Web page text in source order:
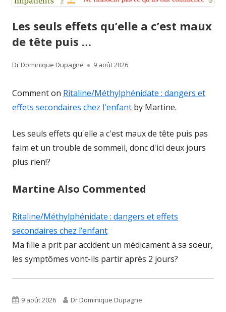
Les seuls effets qu’elle a c’est maux
de tête puis …
Author
Dr Dominique Dupagne
Published
9 août 2026
Comment on Ritaline/Méthylphénidate : dangers et
effets secondaires chez l'enfant by Martine.
Les seuls effets qu'elle a c'est maux de tête puis pas
faim et un trouble de sommeil, donc d'ici deux jours
plus rien!?
Martine Also Commented
Ritaline/Méthylphénidate : dangers et effets
secondaires chez l’enfant
Ma fille a prit par accident un médicament à sa soeur,
les symptômes vont-ils partir après 2 jours?
Published
9 août 2026 Author
Dr Dominique Dupagne